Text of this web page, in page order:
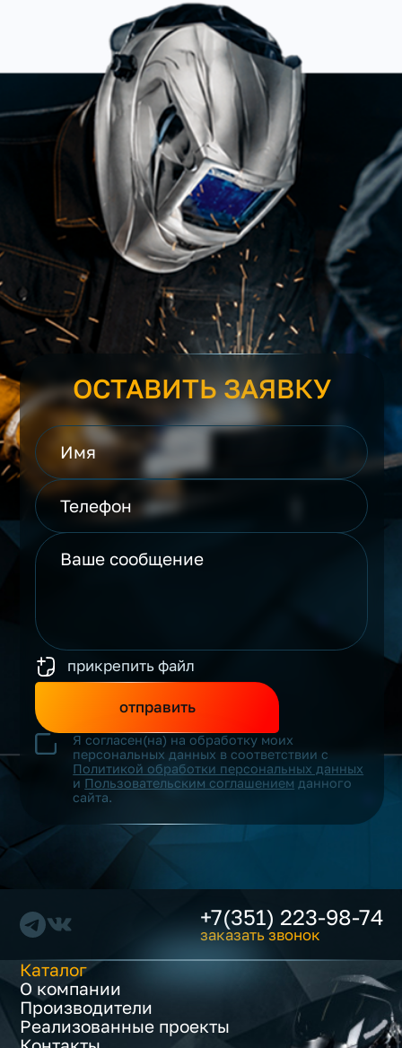
ОСТАВИТЬ ЗАЯВКУ
прикрепить файл
отправить
Я согласен(на) на обработку моих
персональных данных в соответствии с
Политикой обработки персональных данных
и Пользовательским соглашением данного
сайта.
+7(351) 223-98-74
заказать звонок
Каталог
О компании
Производители
Реализованные проекты